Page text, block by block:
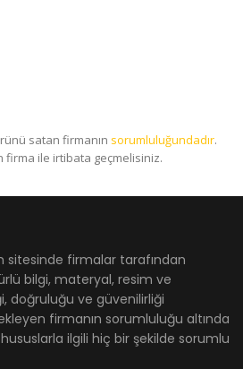
satan firmanın sorumluluğundadır.
firma ile irtibata geçmelisiniz.
sitesinde firmalar tarafından
bilgi, materyal, resim ve
doğruluğu ve güvenilirliği
firmanın sorumluluğu altında
ilgili hiç bir şekilde sorumlu